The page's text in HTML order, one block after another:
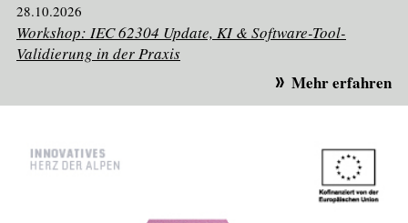
28.10.2026
Workshop: IEC 62304 Update, KI & Software-Tool-
Validierung in der Praxis
Mehr erfahren